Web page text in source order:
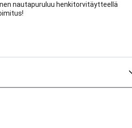
nautapuruluu henkitorvitäytteellä